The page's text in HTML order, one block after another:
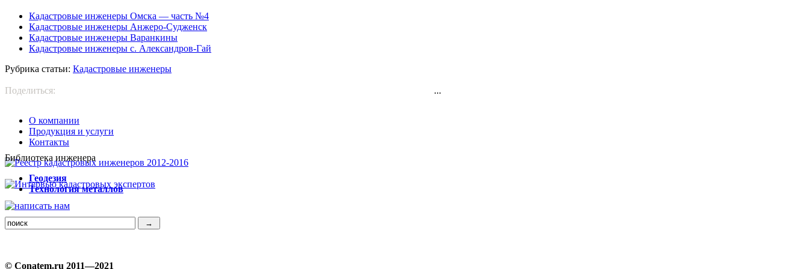
Кадастровые инженеры Омска — часть №4
Кадастровые инженеры Анжеро-Судженск
Кадастровые инженеры Варанкины
Кадастровые инженеры с. Александров-Гай
Рубрика статьи: Кадастровые инженеры
Поделиться: ...
О компании
Продукция и услуги
Контакты
Библиотека инженера
Геодезия
Технология металлов
© Conatem.ru 2011—2021